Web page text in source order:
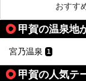
おすす
甲賀の温泉地
宮乃温泉 1
甲賀の人気テ